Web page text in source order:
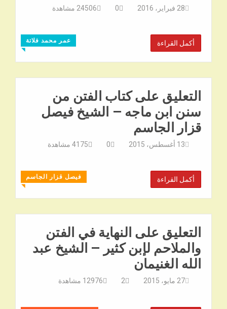
28 فبراير، 2016 0
24506 مشاهدة
عمر محمد فلاتة
◥
أكمل القراءة
التعليق على كتاب الفتن من
سنن ابن ماجه – الشيخ فيصل
قزار الجاسم
13 أغسطس، 2015 0
4175 مشاهدة
فيصل قزار الجاسم
◥
أكمل القراءة
التعليق على النهاية في الفتن
والملاحم لإبن كثير – الشيخ عبد
الله الغنيمان
27 مايو، 2015 2
12976 مشاهدة